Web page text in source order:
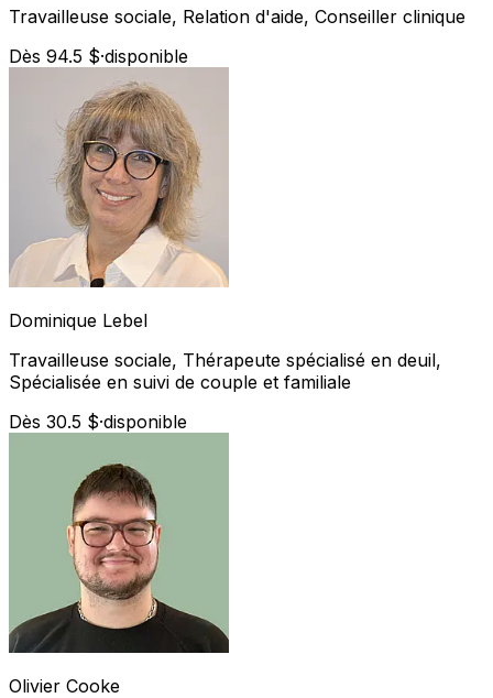
Travailleuse sociale, Relation d'aide, Conseiller clinique
Dès 94.5 $·disponible
Dominique Lebel
Travailleuse sociale, Thérapeute spécialisé en deuil,
Spécialisée en suivi de couple et familiale
Dès 30.5 $·disponible
Olivier Cooke